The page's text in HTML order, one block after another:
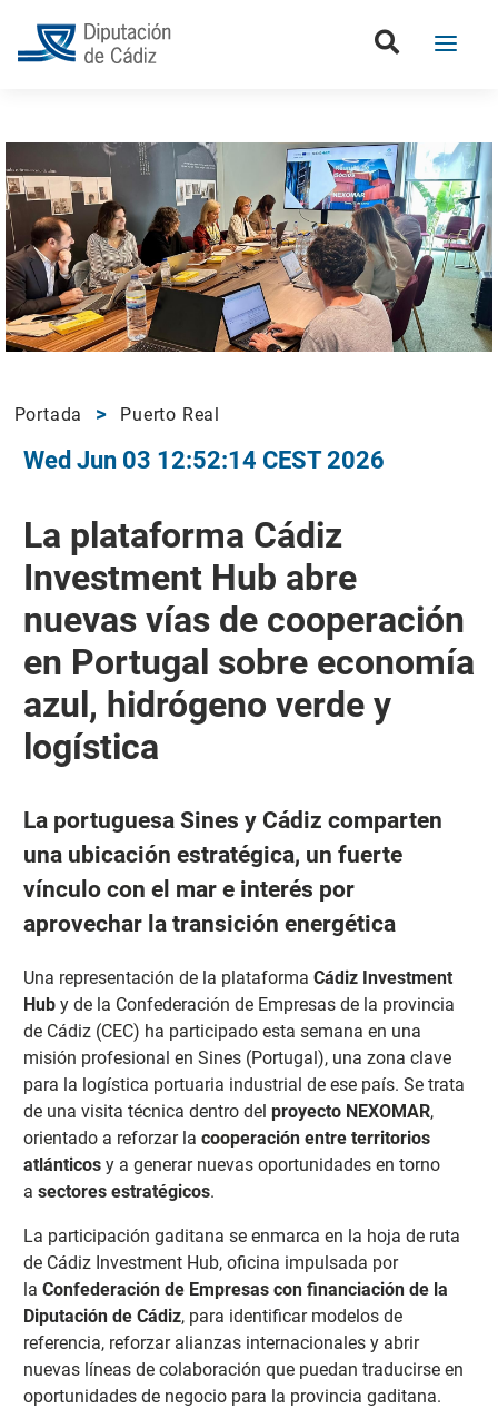
Portada Puerto Real
Wed Jun 03 12:52:14 CEST 2026
La plataforma Cádiz
Investment Hub abre
nuevas vías de cooperación
en Portugal sobre economía
azul, hidrógeno verde y
logística
La portuguesa Sines y Cádiz comparten
una ubicación estratégica, un fuerte
vínculo con el mar e interés por
aprovechar la transición energética
Una representación de la plataforma Cádiz Investment
Huby de la Confederación de Empresas de la provincia
de Cádiz (CEC) ha participado esta semana en una
misión profesional en Sines (Portugal), una zona clave
para la logística portuaria industrial de ese país. Se trata
de una visita técnica dentro del proyecto NEXOMAR,
orientado a reforzar la cooperación entre territorios
atlánticosy a generar nuevas oportunidades en torno
a sectores estratégicos.
La participación gaditana se enmarca en la hoja de ruta
de Cádiz Investment Hub, oficina impulsada por
la Confederación de Empresas con financiación de la
Diputación de Cádiz, para identificar modelos de
referencia, reforzar alianzas internacionales y abrir
nuevas líneas de colaboración que puedan traducirse en
oportunidades de negocio para la provincia gaditana.